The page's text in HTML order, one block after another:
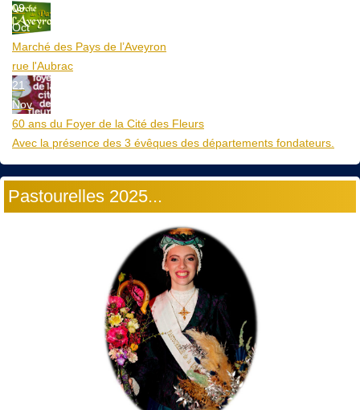
09
Oct
Marché des Pays de l’Aveyron
rue l'Aubrac
21
Nov
60 ans du Foyer de la Cité des Fleurs
Avec la présence des 3 évêques des départements fondateurs.
Pastourelles 2025...